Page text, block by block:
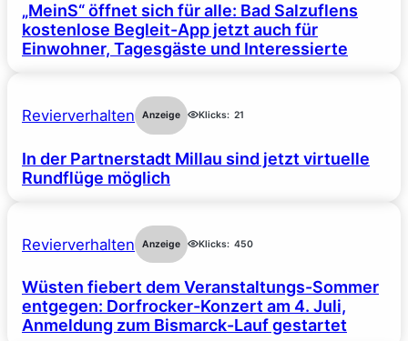
„MeinS“ öffnet sich für alle: Bad Salzuflens
kostenlose Begleit-App jetzt auch für
Einwohner, Tagesgäste und Interessierte
Revierverhalten Anzeige Klicks: 21
In der Partnerstadt Millau sind jetzt virtuelle
Rundflüge möglich
Revierverhalten Anzeige Klicks: 450
Wüsten fiebert dem Veranstaltungs-Sommer
entgegen: Dorfrocker-Konzert am 4. Juli,
Anmeldung zum Bismarck-Lauf gestartet